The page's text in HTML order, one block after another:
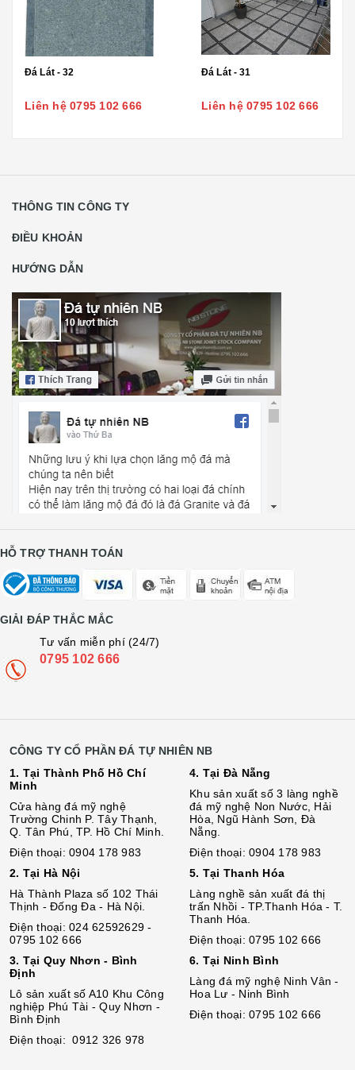
Đá Lát - 32
Liên hệ 0795 102 666
Đá Lát - 31
Liên hệ 0795 102 666
THÔNG TIN CÔNG TY
ĐIỀU KHOẢN
HƯỚNG DẪN
HỖ TRỢ THANH TOÁN
GIẢI ĐÁP THẮC MẮC
Tư vấn miễn phí (24/7)
0795 102 666
CÔNG TY CỔ PHẦN ĐÁ TỰ NHIÊN NB
1. Tại Thành Phố Hồ Chí
Minh
Cửa hàng đá mỹ nghệ
Trường Chinh P. Tây Thạnh,
Q. Tân Phú, TP. Hồ Chí Minh.
Điện thoại: 0904 178 983
2. Tại Hà Nội
Hà Thành Plaza số 102 Thái
Thịnh - Đống Đa - Hà Nội.
Điện thoại: 024 62592629 -
0795 102 666
3. Tại Quy Nhơn - Bình
Định
Lô sản xuất số A10 Khu Công
nghiệp Phú Tài - Quy Nhơn -
Bình Định
Điện thoại: 0912 326 978
4. Tại Đà Nẵng
Khu sản xuất số 3 làng nghề
đá mỹ nghệ Non Nước, Hải
Hòa, Ngũ Hành Sơn, Đà
Nẵng.
Điện thoại: 0904 178 983
5. Tại Thanh Hóa
Làng nghề sản xuất đá thị
trấn Nhồi - TP.Thanh Hóa - T.
Thanh Hóa.
Điện thoại: 0795 102 666
6. Tại Ninh Bình
Làng đá mỹ nghệ Ninh Vân -
Hoa Lư - Ninh Bình
Điện thoại: 0795 102 666